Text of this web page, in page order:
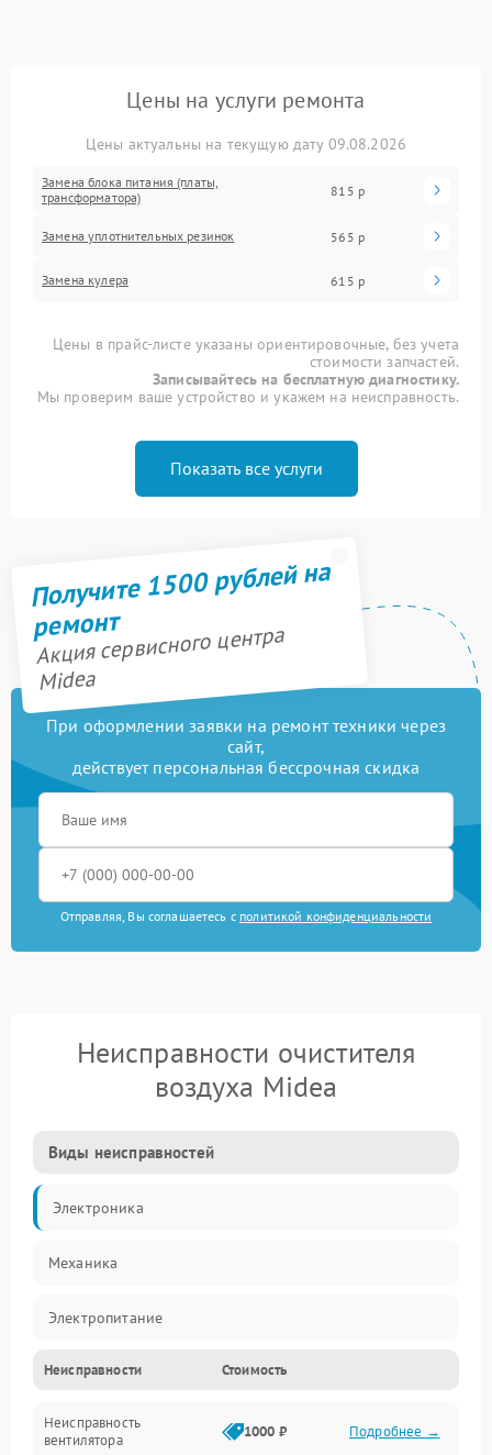
Цены на услуги ремонта
Цены актуальны на текущую дату 09.08.2026
Замена блока питания (платы,
трансформатора)
815 р
Замена уплотнительных резинок 565 р
Замена кулера 615 р
Цены в прайс-листе указаны ориентировочные, без учета
стоимости запчастей.
Записывайтесь на бесплатную диагностику.
Мы проверим ваше устройство и укажем на неисправность.
Показать все услуги
Получите 1500 рублей на
ремонт
Акция сервисного центра
Midea
При оформлении заявки на ремонт техники через
сайт,
действует персональная бессрочная скидка
Отправляя, Вы соглашаетесь с политикой конфиденциальности
Неисправности очистителя
воздуха Midea
Виды неисправностей
Электроника
Механика
Электропитание
Фильтры
Механические повреждения
Неисправности Стоимость
Неисправность
вентилятора
1000 ₽ Подробнее →